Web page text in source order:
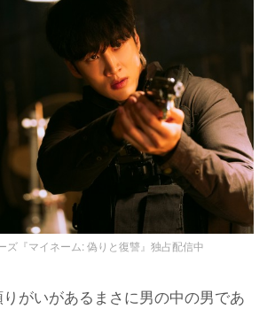
ズ『マイネーム: 偽りと復讐』独占配信中
がいがあるまさに男の中の男であ